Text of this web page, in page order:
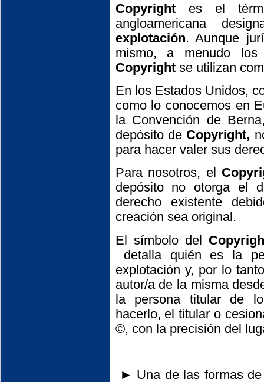
Copyrightes el
angloamericana
explotación. Aunque
mismo, a menudo
Copyright se utilizan
En los Estados Unidos,
como lo conocemos en
la Convención de
depósito de Copyright,
para hacer valer sus
Para nosotros, el
depósito no otorga el
derecho existente
creación sea original.
El símbolo del
detalla quién es la
explotación y, por lo
autor/a de la misma
la persona titular de
hacerlo, el titular o
©, con la precisión del
► Una de las formas